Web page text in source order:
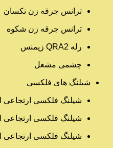
ترانس جرقه زن تکسان
ترانس جرقه زن شکوه
رله QRA2 زیمنس
چشمی مشعل
شیلنگ های فلکسی
شیلنگ فلکسی ارتجاعی
شیلنگ فلکسی ارتجاعی
شیلنگ فلکسی ارتجاعی